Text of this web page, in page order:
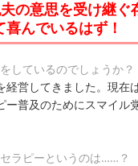
の意思を受け継
んでいるはず！
しているのでしょうか？
経営してきました。現在
ー普及のためにスマイル
ラピーというのは……？